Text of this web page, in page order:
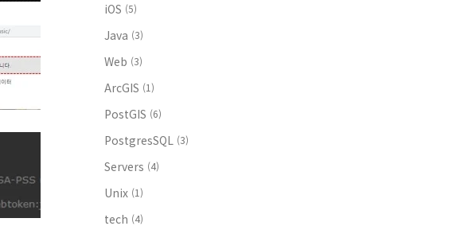
iOS (5)
Java (3)
Web (3)
ArcGIS (1)
PostGIS (6)
PostgresSQL (3)
Servers (4)
Unix (1)
tech (4)